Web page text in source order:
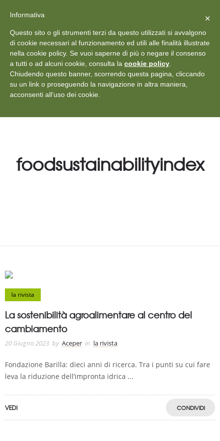
+39 011 18867102 info@aceper.it Statuto
Aceper
foodsustainabilityindex
la rivista
La sostenibilità agroalimentare al centro del
cambiamento
20 Giugno 2023 by Aceper in la rivista
Fondazione Barilla: dieci anni di ricerca. Tra i punti su cui fare
leva la riduzione dell’impronta idrica ...
VEDI CONDIVIDI
Vedi: Protezione dei dati personali ×
Informativa
Questo sito o gli strumenti terzi da questo utilizzati si avvalgono
di cookie necessari al funzionamento ed utili alle finalità illustrate
nella cookie policy. Se vuoi saperne di più o negare il consenso
a tutti o ad alcuni cookie, consulta la cookie policy
Chiudendo questo banner, scorrendo questa pagina, cliccando
su un link o proseguendo la navigazione in altra maniera,
acconsenti all’uso dei cookie.